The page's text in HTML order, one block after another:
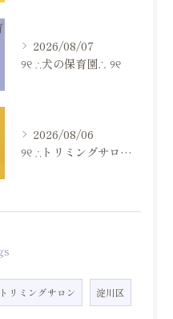
2026/08/07
୨୧ ∴犬の保育園∴ ୨୧
2026/08/06
୨୧ ∴トリミングサロン∴ ୨୧
トリミングサロン 淀川区